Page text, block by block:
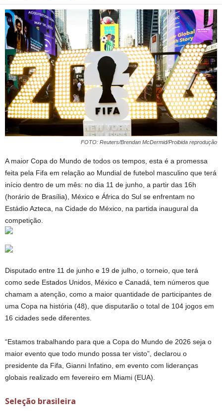
FOTO: Reuters/Brendan McDermid/Proibida reprodução
A maior Copa do Mundo de todos os tempos, esta é a promessa
feita pela Fifa em relação ao Mundial de futebol masculino que terá
início dentro de um mês: no dia 11 de junho, a partir das 16h
(horário de Brasília), México e África do Sul se enfrentam no
Estádio Azteca, na Cidade do México, na partida inaugural da
competição.
Disputado entre 11 de junho e 19 de julho, o torneio, que terá
como sede Estados Unidos, México e Canadá, tem números que
chamam a atenção, como a maior quantidade de participantes de
uma Copa na história (48), que disputarão o total de 104 jogos em
16 cidades sede diferentes.
“Estamos trabalhando para que a Copa do Mundo de 2026 seja o
maior evento que todo mundo possa ter visto”, declarou o
presidente da Fifa, Gianni Infatino, em evento com lideranças
globais realizado em fevereiro em Miami (EUA).
Seleção brasileira